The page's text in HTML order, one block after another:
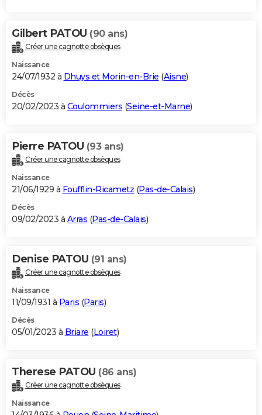
Gilbert PATOU (90 ans)
Créer une cagnotte obsèques
Naissance
24/07/1932 à Dhuys et Morin-en-Brie (Aisne)
Décès
20/02/2023 à Coulommiers (Seine-et-Marne)
Pierre PATOU (93 ans)
Créer une cagnotte obsèques
Naissance
21/06/1929 à Foufflin-Ricametz (Pas-de-Calais)
Décès
09/02/2023 à Arras (Pas-de-Calais)
Denise PATOU (91 ans)
Créer une cagnotte obsèques
Naissance
11/09/1931 à Paris (Paris)
Décès
05/01/2023 à Briare (Loiret)
Therese PATOU (86 ans)
Créer une cagnotte obsèques
Naissance